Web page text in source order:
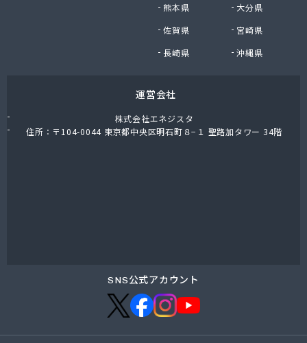
有限会社水国プロパン
有限会社赤木プロパン商会
有限会社綿谷プロパン商会
廣島エルピーガスターミナル株式会社
熊本県
大分県
佐賀県
宮崎県
長崎県
沖縄県
運営会社
株式会社エネジスタ
住所：〒104-0044 東京都中央区明石町８−１ 聖路加タワー 34階
SNS公式アカウント